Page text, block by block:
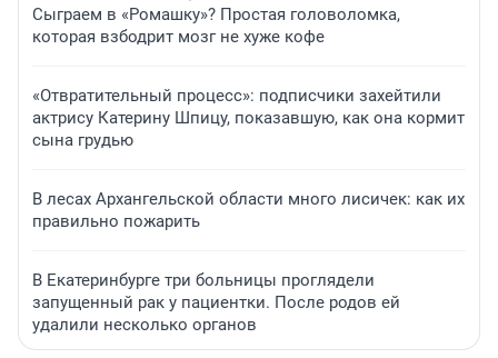
Сыграем в «Ромашку»? Простая головоломка,
которая взбодрит мозг не хуже кофе
«Отвратительный процесс»: подписчики захейтили
актрису Катерину Шпицу, показавшую, как она кормит
сына грудью
В лесах Архангельской области много лисичек: как их
правильно пожарить
В Екатеринбурге три больницы проглядели
запущенный рак у пациентки. После родов ей
удалили несколько органов